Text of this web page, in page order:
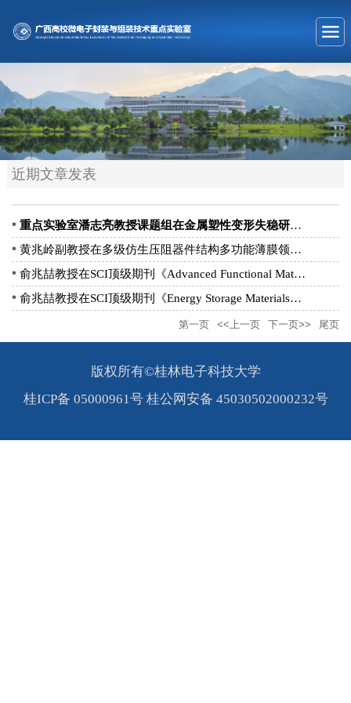
近期文章发表
重点实验室潘志亮教授课题组在金属塑性变形失稳研究中取得重要进...
黄兆岭副教授在多级仿生压阻器件结构多功能薄膜领域研究取得重要...
俞兆喆教授在SCI顶级期刊《Advanced Functional Materials》发表...
俞兆喆教授在SCI顶级期刊《Energy Storage Materials》发表长篇文...
第一页 <<上一页 下一页>> 尾页
版权所有©桂林电子科技大学
桂ICP备 05000961号 桂公网安备 45030502000232号